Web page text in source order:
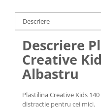
Descriere
Descriere
Creative
Albastru
Plastilina Creative Kids
distractie pentru cei mici.